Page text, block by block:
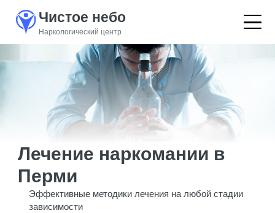
Чистое небо
Наркологический центр
Лечение наркомании в
Перми
Эффективные методики лечения на любой стадии
зависимости